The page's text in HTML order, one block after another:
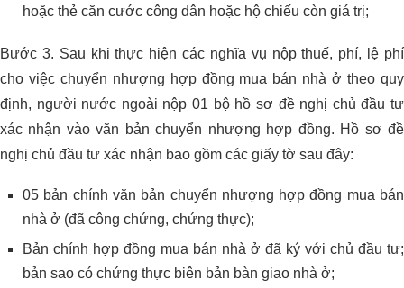
hoặc thẻ căn cước công dân hoặc hộ chiếu còn giá trị;
Bước 3. Sau khi thực hiện các nghĩa vụ nộp thuế, phí, lệ phí
cho việc chuyển nhượng hợp đồng mua bán nhà ở theo quy
định, người nước ngoài nộp 01 bộ hồ sơ đề nghị chủ đầu tư
xác nhận vào văn bản chuyển nhượng hợp đồng. Hồ sơ đề
nghị chủ đầu tư xác nhận bao gồm các giấy tờ sau đây:
05 bản chính văn bản chuyển nhượng hợp đồng mua bán
nhà ở (đã công chứng, chứng thực);
Bản chính hợp đồng mua bán nhà ở đã ký với chủ đầu tư;
bản sao có chứng thực biên bản bàn giao nhà ở;